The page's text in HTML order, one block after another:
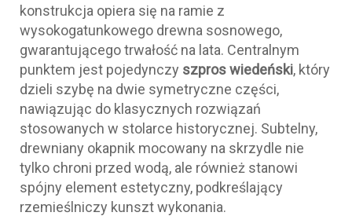
konstrukcja opiera się na ramie z
wysokogatunkowego drewna sosnowego,
gwarantującego trwałość na lata. Centralnym
punktem jest pojedynczy szpros wiedeński, który
dzieli szybę na dwie symetryczne części,
nawiązując do klasycznych rozwiązań
stosowanych w stolarce historycznej. Subtelny,
drewniany okapnik mocowany na skrzydle nie
tylko chroni przed wodą, ale również stanowi
spójny element estetyczny, podkreślający
rzemieślniczy kunszt wykonania.